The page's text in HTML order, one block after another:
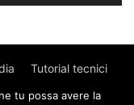
Tutorial tecnici
tu possa avere la